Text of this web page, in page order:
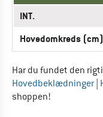
INT.
Hovedomkreds (cm)
Har du fundet den
Hovedbeklædninger
shoppen!